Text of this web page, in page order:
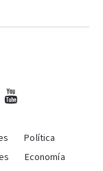
Política
Economía